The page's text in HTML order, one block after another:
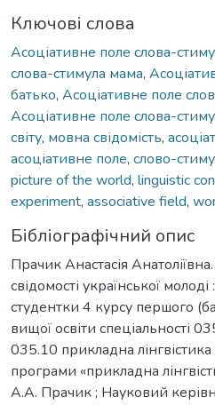
Ключові слова
Асоціативне поле слова-
слова-стимула мама,
батько, Асоціативне поле
Асоціативне поле слова-
світу, мовна свідомість,
асоціативне поле, слово-
picture of the world, linguistic
experiment, associative field,
Бібліографічний опис
Прачик Анастасія
свідомості української
студентки 4 курсу першого
вищої освіти спеціальності
035.10 прикладна
програми «прикладна
А.А. Прачик ; Науковий